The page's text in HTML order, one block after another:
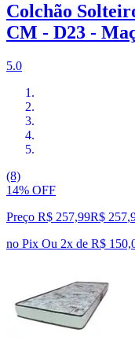
Colchão
CM - D23 -
5.0
(8)
14% OFF
Preço R$ 257,99R$ 257,
no Pix Ou 2x de R$